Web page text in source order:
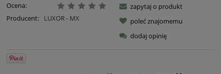
Ocena:
Producent:
LUXOR - MX
zapytaj o produkt
poleć znajomemu
dodaj opinię